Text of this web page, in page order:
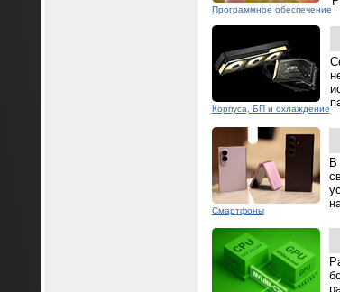
Программное обеспечение
Корпуса, БП и охлаждение
Смартфоны
В